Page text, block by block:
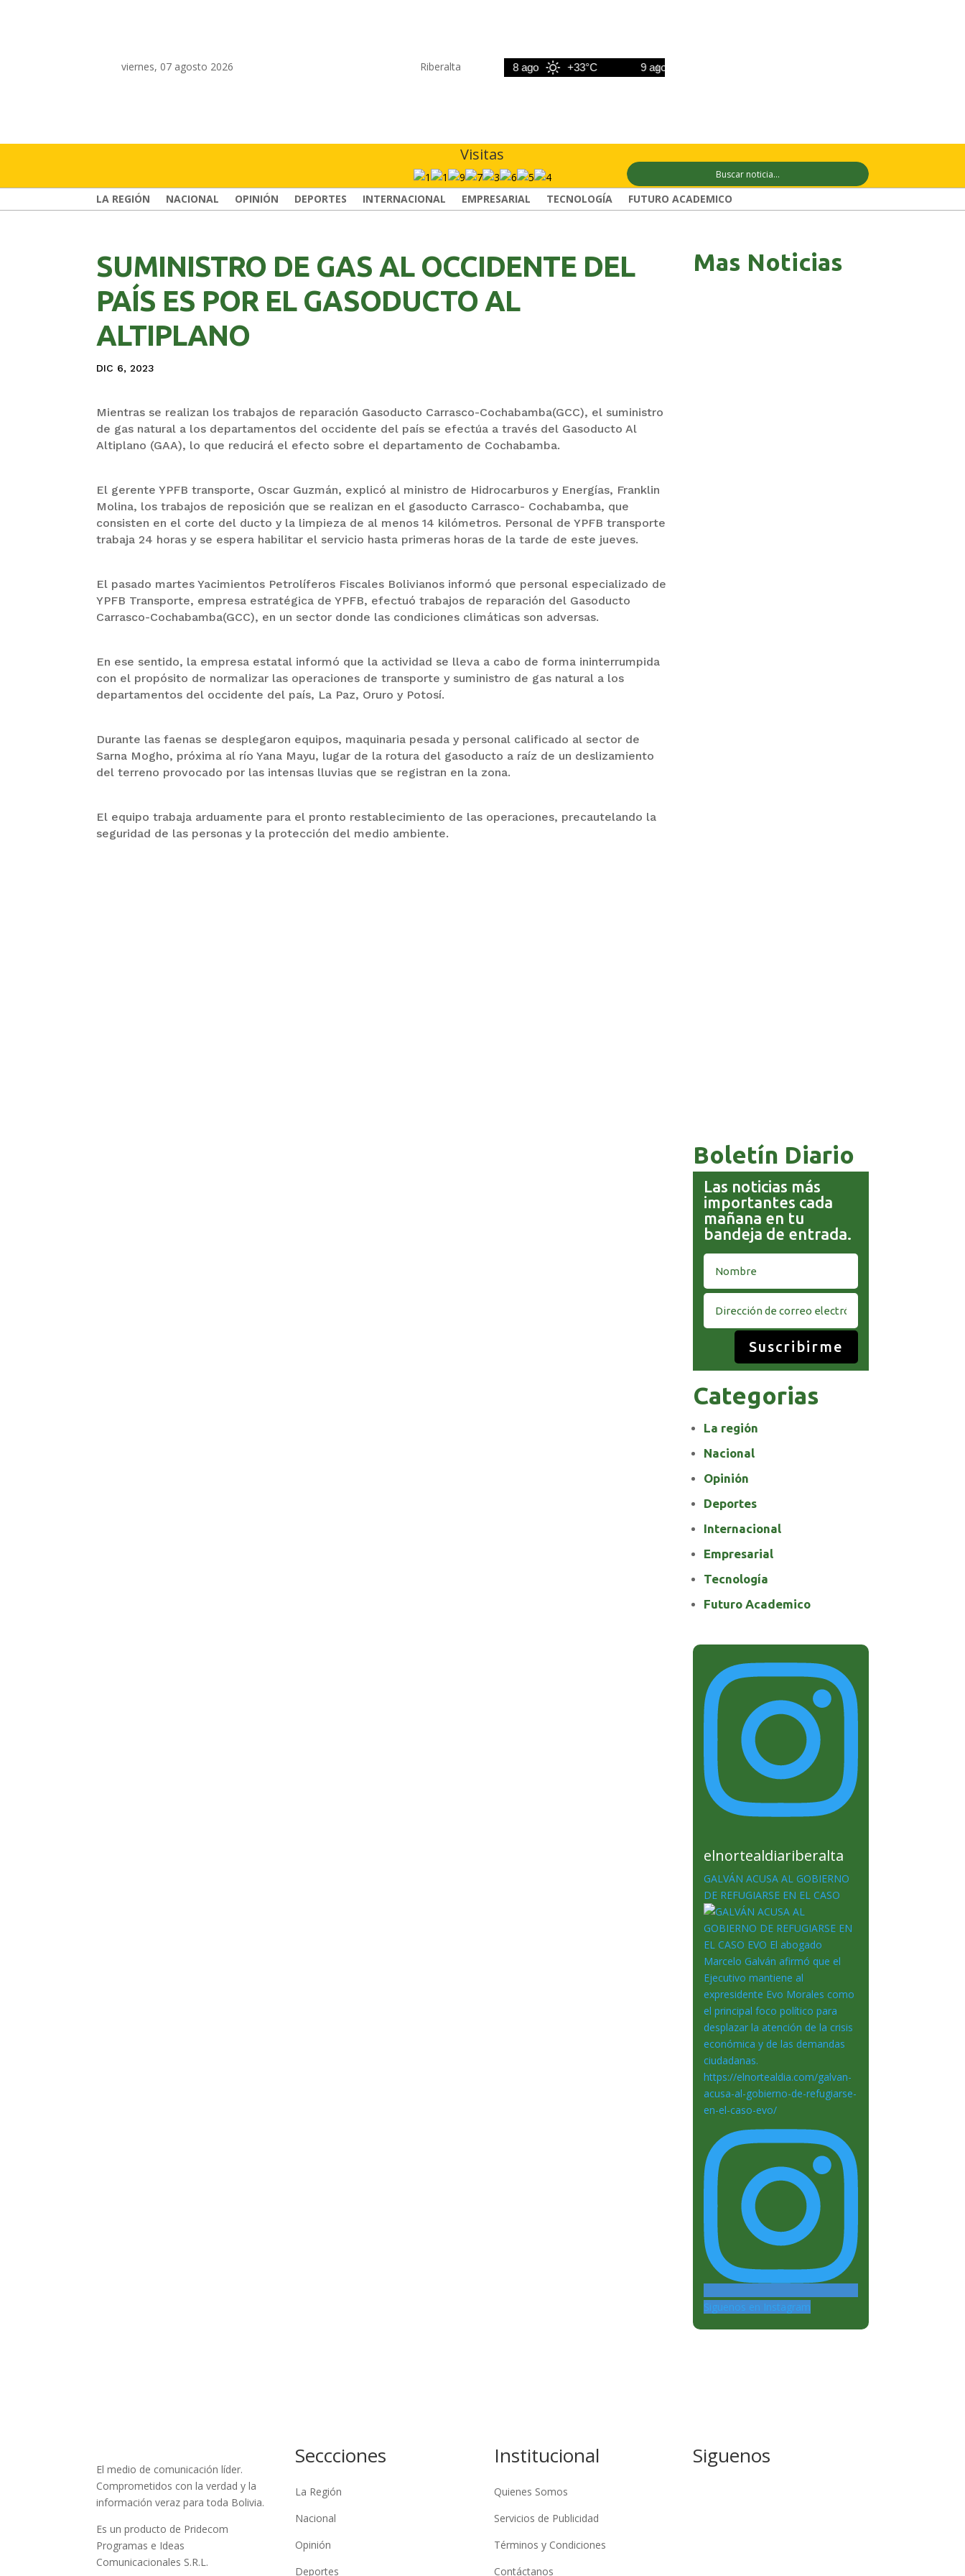
viernes, 07 agosto 2026 Riberalta
+33°C 8 ago +33°C 9 ago
Visitas
LA REGIÓN NACIONAL OPINIÓN DEPORTES INTERNACIONAL EMPRESARIAL TECNOLOGÍA FUTURO ACADEMICO
SUMINISTRO DE GAS AL OCCIDENTE DEL
PAÍS ES POR EL GASODUCTO AL
ALTIPLANO
DIC 6, 2023
Mientras se realizan los trabajos de reparación Gasoducto Carrasco-Cochabamba(GCC), el suministro
de gas natural a los departamentos del occidente del país se efectúa a través del Gasoducto Al
Altiplano (GAA), lo que reducirá el efecto sobre el departamento de Cochabamba.
El gerente YPFB transporte, Oscar Guzmán, explicó al ministro de Hidrocarburos y Energías, Franklin
Molina, los trabajos de reposición que se realizan en el gasoducto Carrasco- Cochabamba, que
consisten en el corte del ducto y la limpieza de al menos 14 kilómetros. Personal de YPFB transporte
trabaja 24 horas y se espera habilitar el servicio hasta primeras horas de la tarde de este jueves.
El pasado martes Yacimientos Petrolíferos Fiscales Bolivianos informó que personal especializado de
YPFB Transporte, empresa estratégica de YPFB, efectuó trabajos de reparación del Gasoducto
Carrasco-Cochabamba(GCC), en un sector donde las condiciones climáticas son adversas.
En ese sentido, la empresa estatal informó que la actividad se lleva a cabo de forma ininterrumpida
con el propósito de normalizar las operaciones de transporte y suministro de gas natural a los
departamentos del occidente del país, La Paz, Oruro y Potosí.
Durante las faenas se desplegaron equipos, maquinaria pesada y personal calificado al sector de
Sarna Mogho, próxima al río Yana Mayu, lugar de la rotura del gasoducto a raíz de un deslizamiento
del terreno provocado por las intensas lluvias que se registran en la zona.
El equipo trabaja arduamente para el pronto restablecimiento de las operaciones, precautelando la
seguridad de las personas y la protección del medio ambiente.
Mas Noticias
Boletín Diario
Las noticias más
importantes cada
mañana en tu
bandeja de entrada.
Suscribirme
Categorias
La región
Nacional
Opinión
Deportes
Internacional
Empresarial
Tecnología
Futuro Academico
elnortealdiariberalta
GALVÁN ACUSA AL GOBIERNO
DE REFUGIARSE EN EL CASO
Siguenos en Instagram
El medio de comunicación líder.
Comprometidos con la verdad y la
información veraz para toda Bolivia.
Es un producto de Pridecom
Programas e Ideas
Comunicacionales S.R.L.
Seccciones
La Región
Nacional
Opinión
Deportes
Institucional
Quienes Somos
Servicios de Publicidad
Términos y Condiciones
Contáctanos
Siguenos